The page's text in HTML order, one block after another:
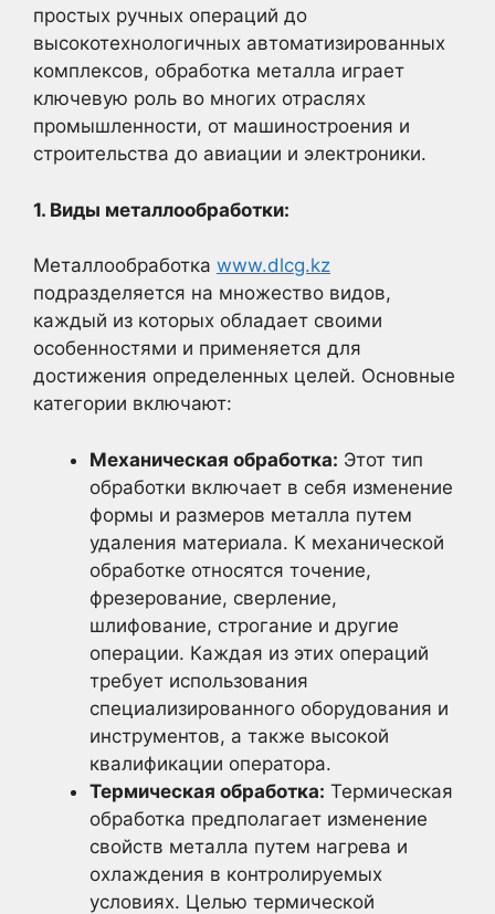
простых ручных операций до
высокотехнологичных автоматизированных
комплексов, обработка металла играет
ключевую роль во многих отраслях
промышленности, от машиностроения и
строительства до авиации и электроники.
1. Виды металлообработки:
Металлообработка www.dlcg.kz
подразделяется на множество видов,
каждый из которых обладает своими
особенностями и применяется для
достижения определенных целей. Основные
категории включают:
Механическая обработка: Этот тип
обработки включает в себя изменение
формы и размеров металла путем
удаления материала. К механической
обработке относятся точение,
фрезерование, сверление,
шлифование, строгание и другие
операции. Каждая из этих операций
требует использования
специализированного оборудования и
инструментов, а также высокой
квалификации оператора.
Термическая обработка: Термическая
обработка предполагает изменение
свойств металла путем нагрева и
охлаждения в контролируемых
условиях. Целью термической